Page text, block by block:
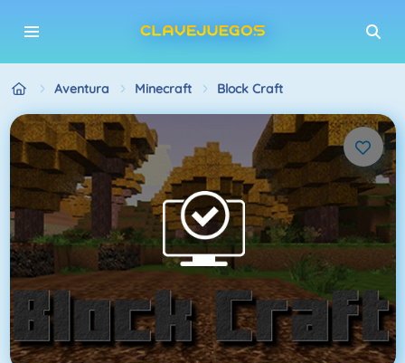
Aventura Minecraft Block Craft